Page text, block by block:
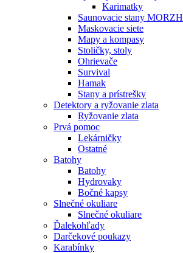
Karimatky
Saunovacie stany MORZH
Maskovacie siete
Mapy a kompasy
Stoličky, stoly
Ohrievače
Survival
Hamak
Stany a prístrešky
Detektory a ryžovanie zlata
Ryžovanie zlata
Prvá pomoc
Lekárničky
Ostatné
Batohy
Batohy
Hydrovaky
Bočné kapsy
Slnečné okuliare
Slnečné okuliare
Ďalekohľady
Darčekové poukazy
Karabínky